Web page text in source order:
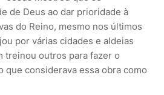
de Deus ao dar prioridade à
do Reino, mesmo nos últimos
por várias cidades e aldeias
treinou outros para fazer o
que considerava essa obra como